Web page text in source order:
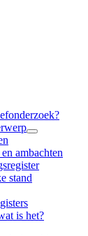
ambachten
stand
is het?